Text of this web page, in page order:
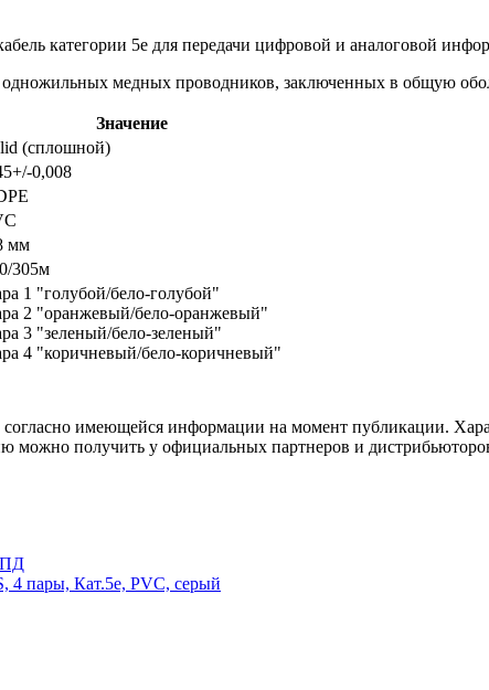
категории 5е для передачи цифровой и аналоговой
одножильных медных проводников, заключенных в общую
Значение
(сплошной)
0,008
мм
305м
1 "голубой/бело-голубой"
2 "оранжевый/бело-оранжевый"
3 "зеленый/бело-зеленый"
4 "коричневый/бело-коричневый"
имеющейся информации на момент публикации.
можно получить у официальных партнеров и
4 пары, Кат.5e, PVC, серый